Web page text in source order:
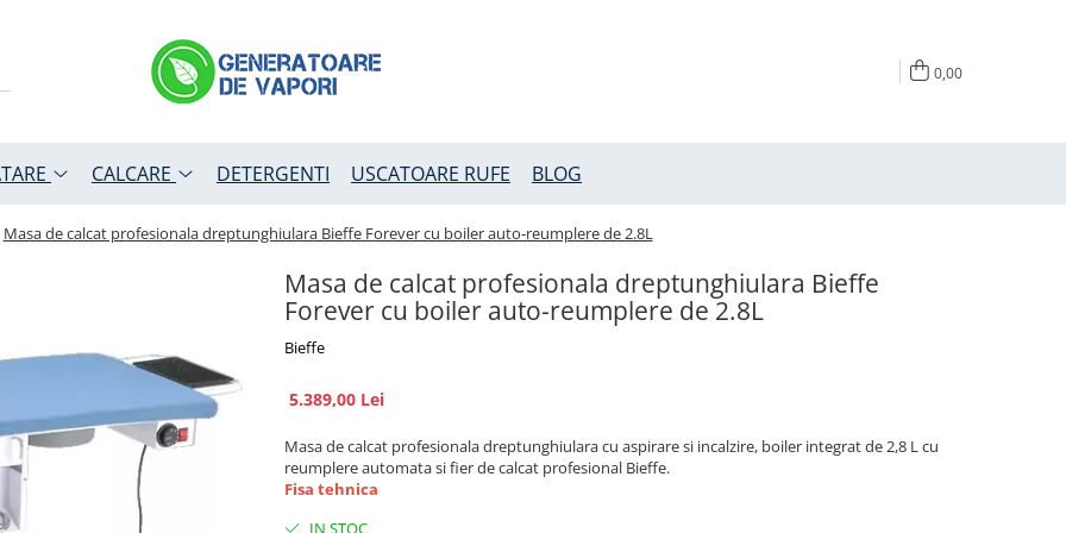
0,00
CALCARE DETERGENTI USCATOARE RUFE BLOG
Masa de calcat profesionala dreptunghiulara Bieffe Forever cu boiler auto-reumplere de 2.8L
Masa de calcat profesionala dreptunghiulara Bieffe
Forever cu boiler auto-reumplere de 2.8L
Bieffe
5.389,00 Lei
Masa de calcat profesionala dreptunghiulara cu aspirare si incalzire, boiler integrat de 2,8 L cu
reumplere automata si fier de calcat profesional Bieffe.
Fisa tehnica
IN STOC